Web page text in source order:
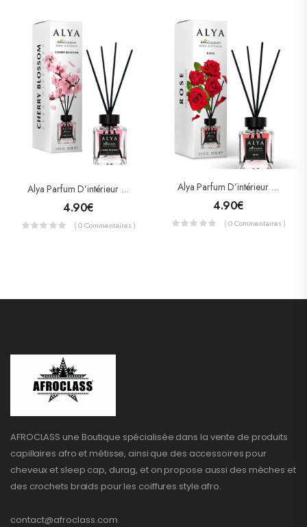
Alya Parfum D’intérieur Cherry Blossom 100ml
4.90€
( 0 Commentaires )
Alya Parfum D’intérieur A La Rose 100ml
4.90€
( 0 Commentaires )
AFROCLASS une Boutique spécialisée dans la vente de produits
capillaires afro et métisse, ainsi que des accessoires pour
cheveux et sleep cap, durag, et on propose aussi des mèches et
des crochets braids pour les coiffures style afro.
contact@afroclass.com